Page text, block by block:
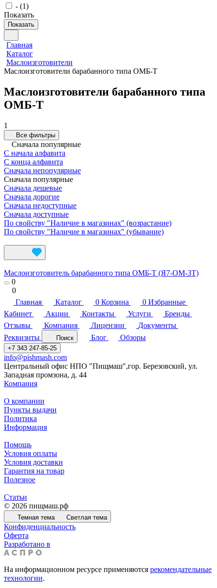
- (1)
Показать
Показать
Главная
Каталог
Маслоизготовители
Маслоизготовители барабанного типа ОМБ-Т
Маслоизготовители барабанного типа
ОМБ-Т
1
Все фильтры
Сначала популярные
С начала алфавита
С конца алфавита
Сначала непопулярные
Сначала популярные
Сначала дешевые
Сначала дорогие
Сначала недоступные
Сначала доступные
По свойству "Наличие в магазинах" (возрастание)
По свойству "Наличие в магазинах" (убывание)
Маслоизготовитель барабанного типа ОМБ-Т (Я7-ОМ-3Т)
0
0
Главная
Каталог 0 Корзина 0 Избранные
Кабинет
Акции Контакты Услуги
Бренды
Отзывы
Компания Лицензии
Документы
Реквизиты
Поиск Блог Обзоры
+7 343 247-85-25
info@pishmash.com
Центральный офис НПО "Пищмаш",гор. Березовский, ул.
Западная промзона, д. 44
Компания
О компании
Пункты выдачи
Политика
Информация
Помощь
Условия оплаты
Условия доставки
Гарантия на товар
Полезное
Статьи
© 2026 пищмаш.рф
Темная тема Светлая тема
Конфиденциальность
Оферта
Разработано в
На информационном ресурсе применяются рекомендательные
технологии.